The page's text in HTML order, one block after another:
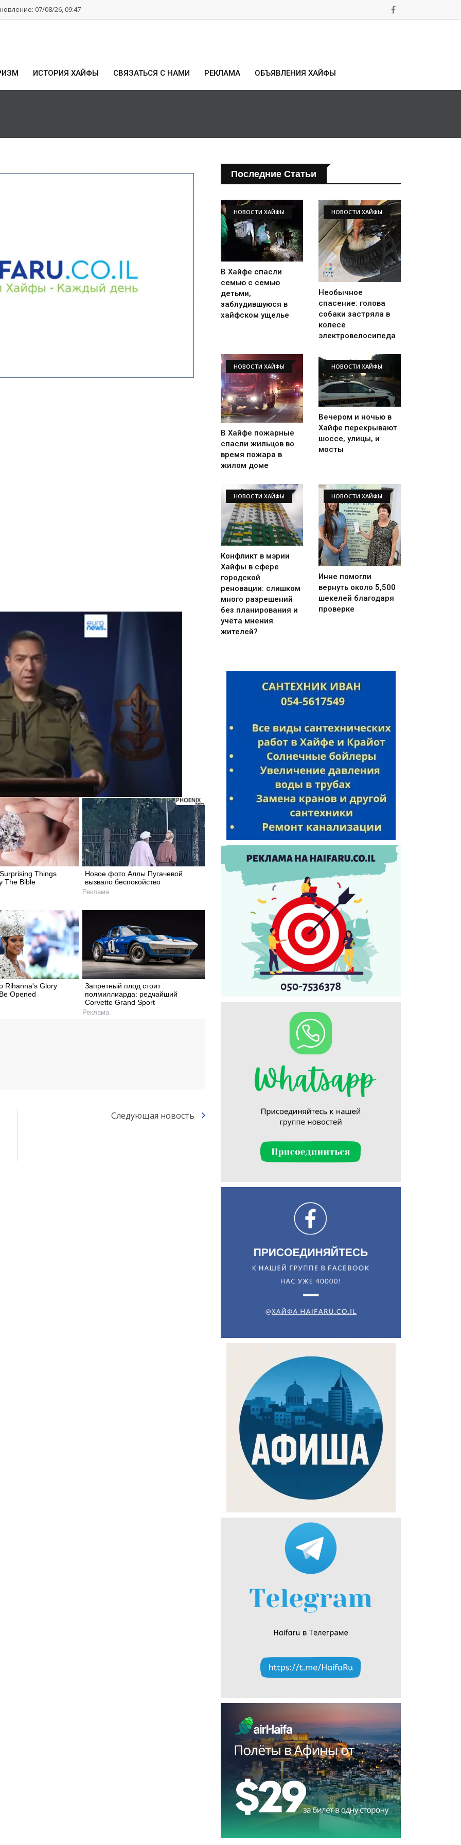
07/08/26, 09:47
ИСТОРИЯ ХАЙФЫ СВЯЗАТЬСЯ С НАМИ РЕКЛАМА ОБЪЯВЛЕНИЯ ХАЙФЫ
Things
The Bible
Новое фото Аллы Пугачевой
вызвало беспокойство
Реклама
Rihanna's Glory
Opened
Запретный плод стоит
полмиллиарда: редчайший
Corvette Grand Sport
Реклама
Следующая новость
Последние Статьи
НОВОСТИ ХАЙФЫ
В Хайфе спасли
семью с семью
детьми,
заблудившуюся в
хайфском ущелье
НОВОСТИ ХАЙФЫ
Необычное
спасение: голова
собаки застряла в
колесе
электровелосипеда
НОВОСТИ ХАЙФЫ
В Хайфе пожарные
спасли жильцов во
время пожара в
жилом доме
НОВОСТИ ХАЙФЫ
Вечером и ночью в
Хайфе перекрывают
шоссе, улицы, и
мосты
НОВОСТИ ХАЙФЫ
Конфликт в мэрии
Хайфы в сфере
городской
реновации: слишком
много разрешений
без планирования и
учёта мнения
жителей?
НОВОСТИ ХАЙФЫ
Инне помогли
вернуть около 5,500
шекелей благодаря
проверке